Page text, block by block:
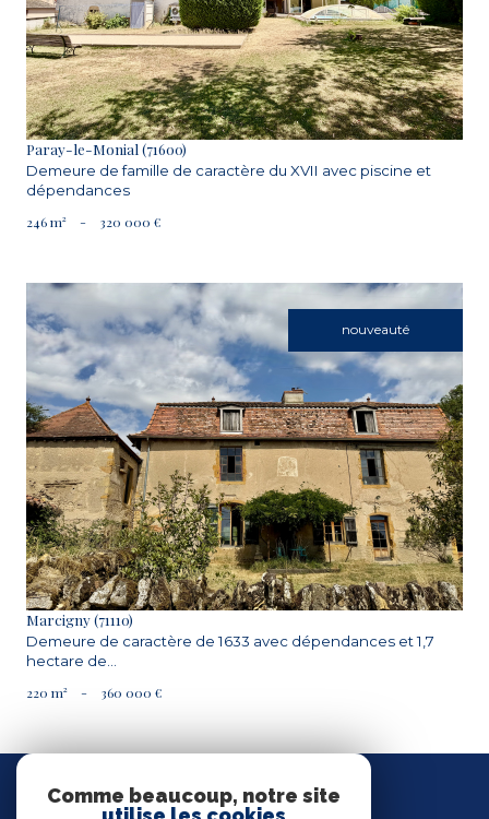
Paray-le-Monial (71600)
Demeure de famille de caractère du XVII avec piscine et
dépendances
246 m²
- 320 000 €
nouveauté
VOIR LE BIEN
Marcigny (71110)
Demeure de caractère de 1633 avec dépendances et 1,7
hectare de...
220 m²
- 360 000 €
SUIVRE
Comme beaucoup, notre site